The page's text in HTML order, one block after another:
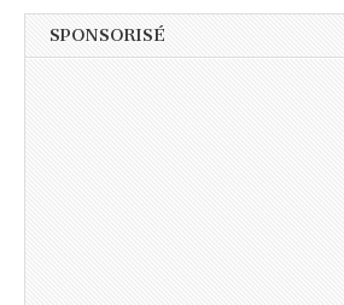
SPONSORISÉ